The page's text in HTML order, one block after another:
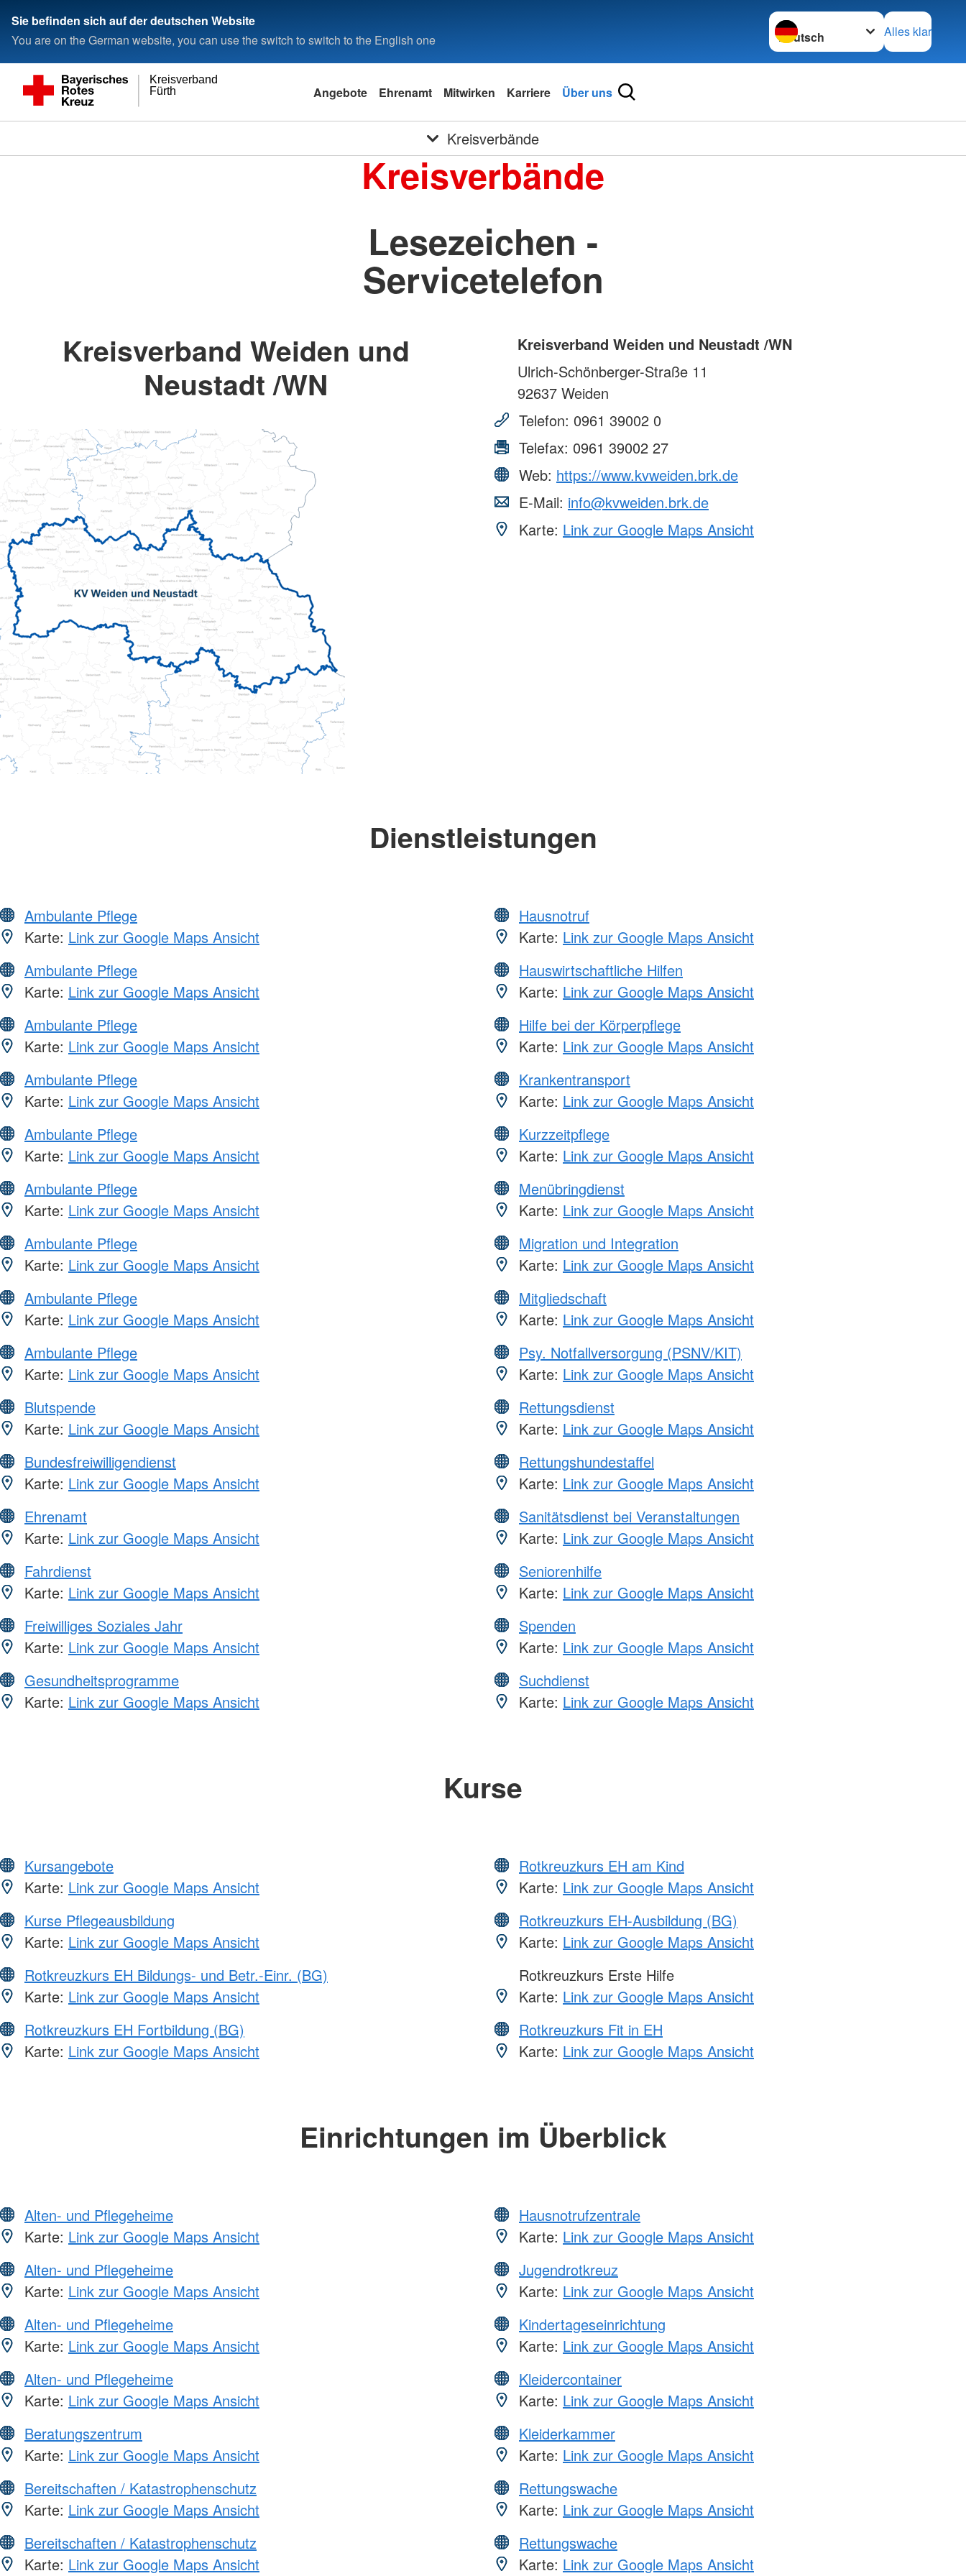
Sie befinden sich auf der deutschen Website
You are on the German website, you can use the switch to switch to the English one
Sprache wechseln zu
Alles klar
Fürth
Kreisverband
Angebote Ehrenamt Mitwirken Karriere Über uns
Kreisverbände
Kreisverbände
Lesezeichen -
Servicetelefon
Kreisverband Weiden und
Neustadt /WN
Kreisverband Weiden und Neustadt /WN
Ulrich-Schönberger-Straße 11
92637 Weiden
Telefon: 0961 39002 0
Telefax: 0961 39002 27
Web: https://www.kvweiden.brk.de
E-Mail: info@kvweiden.brk.de
Karte: Link zur Google Maps Ansicht
Dienstleistungen
Ambulante Pflege
Karte: Link zur Google Maps Ansicht
Ambulante Pflege
Karte: Link zur Google Maps Ansicht
Ambulante Pflege
Karte: Link zur Google Maps Ansicht
Ambulante Pflege
Karte: Link zur Google Maps Ansicht
Ambulante Pflege
Karte: Link zur Google Maps Ansicht
Ambulante Pflege
Karte: Link zur Google Maps Ansicht
Ambulante Pflege
Karte: Link zur Google Maps Ansicht
Ambulante Pflege
Karte: Link zur Google Maps Ansicht
Ambulante Pflege
Karte: Link zur Google Maps Ansicht
Blutspende
Karte: Link zur Google Maps Ansicht
Bundesfreiwilligendienst
Karte: Link zur Google Maps Ansicht
Ehrenamt
Karte: Link zur Google Maps Ansicht
Fahrdienst
Karte: Link zur Google Maps Ansicht
Freiwilliges Soziales Jahr
Karte: Link zur Google Maps Ansicht
Gesundheitsprogramme
Karte: Link zur Google Maps Ansicht
Hausnotruf
Karte: Link zur Google Maps Ansicht
Hauswirtschaftliche Hilfen
Karte: Link zur Google Maps Ansicht
Hilfe bei der Körperpflege
Karte: Link zur Google Maps Ansicht
Krankentransport
Karte: Link zur Google Maps Ansicht
Kurzzeitpflege
Karte: Link zur Google Maps Ansicht
Menübringdienst
Karte: Link zur Google Maps Ansicht
Migration und Integration
Karte: Link zur Google Maps Ansicht
Mitgliedschaft
Karte: Link zur Google Maps Ansicht
Psy. Notfallversorgung (PSNV/KIT)
Karte: Link zur Google Maps Ansicht
Rettungsdienst
Karte: Link zur Google Maps Ansicht
Rettungshundestaffel
Karte: Link zur Google Maps Ansicht
Sanitätsdienst bei Veranstaltungen
Karte: Link zur Google Maps Ansicht
Seniorenhilfe
Karte: Link zur Google Maps Ansicht
Spenden
Karte: Link zur Google Maps Ansicht
Suchdienst
Karte: Link zur Google Maps Ansicht
Kurse
Kursangebote
Karte: Link zur Google Maps Ansicht
Kurse Pflegeausbildung
Karte: Link zur Google Maps Ansicht
Rotkreuzkurs EH Bildungs- und Betr.-Einr. (BG)
Karte: Link zur Google Maps Ansicht
Rotkreuzkurs EH Fortbildung (BG)
Karte: Link zur Google Maps Ansicht
Rotkreuzkurs EH am Kind
Karte: Link zur Google Maps Ansicht
Rotkreuzkurs EH-Ausbildung (BG)
Karte: Link zur Google Maps Ansicht
Rotkreuzkurs Erste Hilfe
Karte: Link zur Google Maps Ansicht
Rotkreuzkurs Fit in EH
Karte: Link zur Google Maps Ansicht
Einrichtungen im Überblick
Alten- und Pflegeheime
Karte: Link zur Google Maps Ansicht
Alten- und Pflegeheime
Karte: Link zur Google Maps Ansicht
Alten- und Pflegeheime
Karte: Link zur Google Maps Ansicht
Alten- und Pflegeheime
Karte: Link zur Google Maps Ansicht
Beratungszentrum
Karte: Link zur Google Maps Ansicht
Bereitschaften / Katastrophenschutz
Karte: Link zur Google Maps Ansicht
Bereitschaften / Katastrophenschutz
Karte: Link zur Google Maps Ansicht
Hausnotrufzentrale
Karte: Link zur Google Maps Ansicht
Jugendrotkreuz
Karte: Link zur Google Maps Ansicht
Kindertageseinrichtung
Karte: Link zur Google Maps Ansicht
Kleidercontainer
Karte: Link zur Google Maps Ansicht
Kleiderkammer
Karte: Link zur Google Maps Ansicht
Rettungswache
Karte: Link zur Google Maps Ansicht
Rettungswache
Karte: Link zur Google Maps Ansicht